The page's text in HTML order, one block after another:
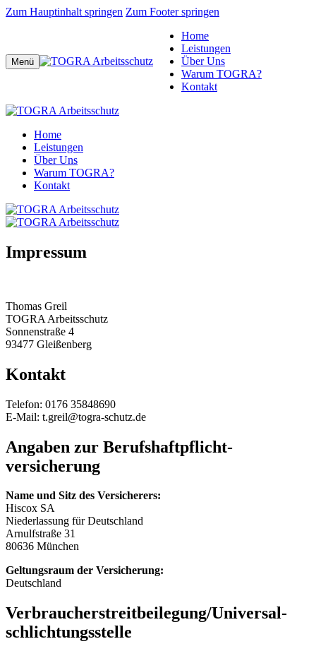
Zum Hauptinhalt springen Zum Footer springen
Menü
Home
Leistungen
Über Uns
Warum TOGRA?
Kontakt
Home
Leistungen
Über Uns
Warum TOGRA?
Kontakt
Impressum
Thomas Greil
TOGRA Arbeitsschutz
Sonnenstraße 4
93477 Gleißenberg
Kontakt
Telefon: 0176 35848690
E-Mail: t.greil@togra-schutz.de
Angaben zur Berufs­haftpflicht­
versicherung
Name und Sitz des Versicherers:
Hiscox SA
Niederlassung für Deutschland
Arnulfstraße 31
80636 München
Geltungsraum der Versicherung:
Deutschland
Verbraucher­streit­beilegung/Universal­
schlichtungs­stelle